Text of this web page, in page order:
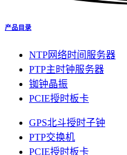
产品目录
NTP网络时间服务器
PTP主时钟服务器
铷钟晶振
PCIE授时板卡
GPS北斗授时子钟
PTP交换机
PCIE授时板卡